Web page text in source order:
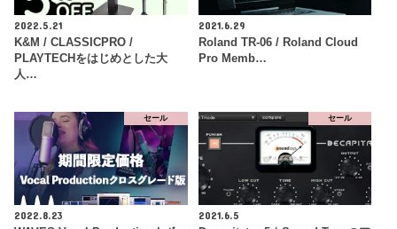
2022.5.21
K&M / CLASSICPRO /
PLAYTECHをはじめとした大
人…
2021.6.29
Roland TR-06 / Roland Cloud
Pro Memb…
セール
2022.8.23
セール
2021.6.5